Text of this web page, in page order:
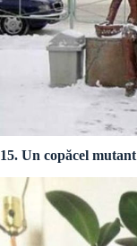
15. Un copăcel mutant